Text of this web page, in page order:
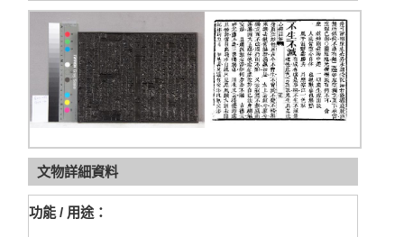
文物詳細資料
功能 / 用途：